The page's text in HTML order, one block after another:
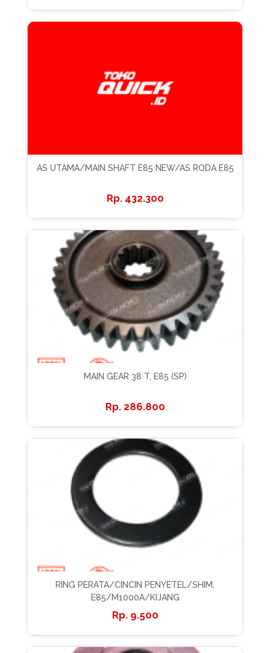
AS UTAMA/MAIN SHAFT E85 NEW/AS RODA E85
432.300
MAIN GEAR 38 T, E85 (SP)
286.800
RING PERATA/CINCIN PENYETEL/SHIM,
E85/M1000A/KIJANG
9.500